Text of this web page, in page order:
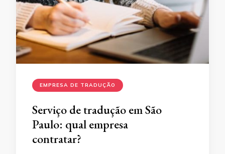
EMPRESA DE TRADUÇÃO
Serviço de tradução em São
Paulo: qual empresa
contratar?